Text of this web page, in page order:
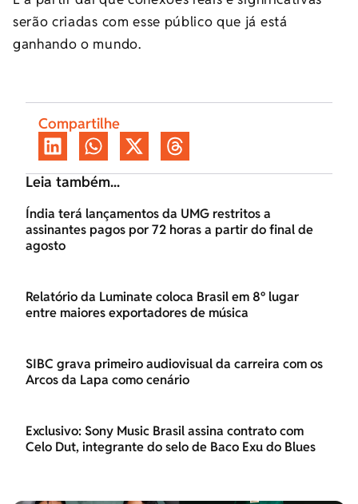
serão criadas com esse público que já está
ganhando o mundo.
Compartilhe
Leia também...
Índia terá lançamentos da UMG restritos a
assinantes pagos por 72 horas a partir do final de
agosto
Relatório da Luminate coloca Brasil em 8º lugar
entre maiores exportadores de música
SIBC grava primeiro audiovisual da carreira com os
Arcos da Lapa como cenário
Exclusivo: Sony Music Brasil assina contrato com
Celo Dut, integrante do selo de Baco Exu do Blues